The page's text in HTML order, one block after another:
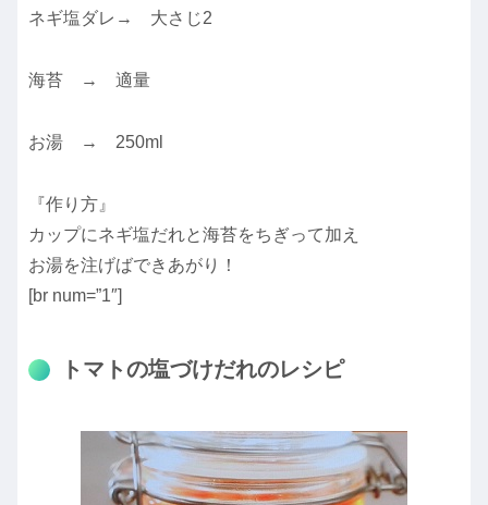
ネギ塩ダレ→ 大さじ2
海苔 → 適量
お湯 → 250ml
『作り方』
カップにネギ塩だれと海苔をちぎって加え
お湯を注げばできあがり！
[br num=”1″]
トマトの塩づけだれのレシピ